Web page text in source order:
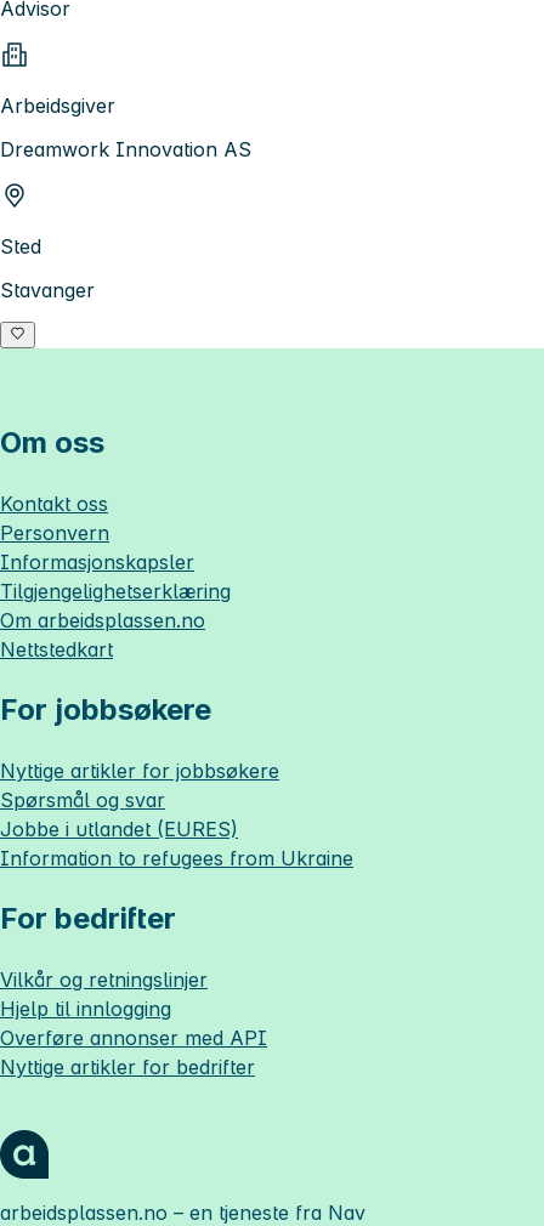
Advisor
Arbeidsgiver
Dreamwork Innovation AS
Sted
Stavanger
Om oss
Kontakt oss
Personvern
Informasjonskapsler
Tilgjengelighetserklæring
Om arbeidsplassen.no
Nettstedkart
For jobbsøkere
Nyttige artikler for jobbsøkere
Spørsmål og svar
Jobbe i utlandet (EURES)
Information to refugees from Ukraine
For bedrifter
Vilkår og retningslinjer
Hjelp til innlogging
Overføre annonser med API
Nyttige artikler for bedrifter
arbeidsplassen.no – en tjeneste fra Nav